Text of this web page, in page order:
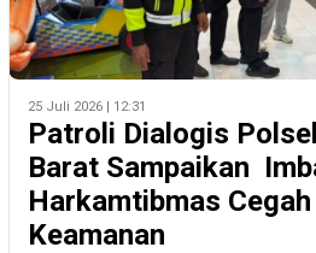
25 Juli 2026 | 12:31
Patroli Dialogis
Barat Sampaikan
Harkamtibmas
Keamanan